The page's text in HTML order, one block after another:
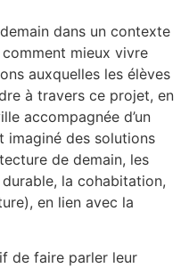
dans un contexte
mieux vivre
auxquelles les élèves
à travers ce projet, en
accompagnée d’un
imaginé des solutions
de demain, les
la cohabitation,
en lien avec la
de faire parler leur